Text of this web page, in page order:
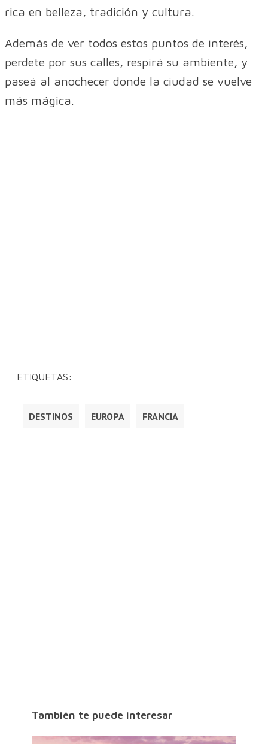
rica en belleza, tradición y cultura.
Además de ver todos estos puntos de interés,
perdete por sus calles, respirá su ambiente, y
paseá al anochecer donde la ciudad se vuelve
más mágica.
ETIQUETAS:
DESTINOS EUROPA FRANCIA
También te puede interesar